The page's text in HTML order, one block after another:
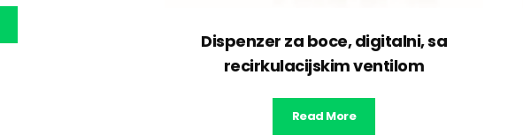
Dispenzer za boce, digitalni, sa
recirkulacijskim ventilom
Read More